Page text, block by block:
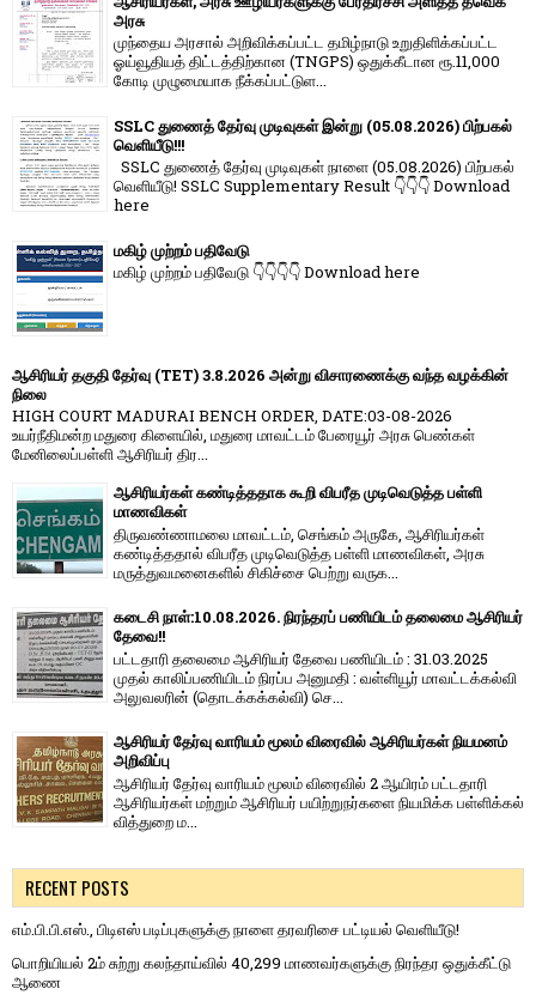
அரசு
முந்தைய அரசால் அறிவிக்கப்பட்ட தமிழ்நாடு உறுதிளிக்கப்பட்ட
ஓய்வூதியத் திட்டத்திற்கான (TNGPS) ஒதுக்கீடான ரூ.11,000
கோடி முழுமையாக நீக்கப்பட்டுள...
SSLC துணைத் தேர்வு முடிவுகள் இன்று (05.08.2026) பிற்பகல்
வெளியீடு!!!
SSLC துணைத் தேர்வு முடிவுகள் நாளை (05.08.2026) பிற்பகல்
வெளியீடு! SSLC Supplementary Result 👇👇👇 Download
here
மகிழ் முற்றம் பதிவேடு
மகிழ் முற்றம் பதிவேடு 👇👇👇👇 Download here
ஆசிரியர் தகுதி தேர்வு (TET) 3.8.2026 அன்று விசாரணைக்கு வந்த வழக்கின்
நிலை
HIGH COURT MADURAI BENCH ORDER, DATE:03-08-2026
உயர்நீதிமன்ற மதுரை கிளையில், மதுரை மாவட்டம் பேரையூர் அரசு பெண்கள்
மேனிலைப்பள்ளி ஆசிரியர் திர...
ஆசிரியர்கள் கண்டித்ததாக கூறி விபரீத முடிவெடுத்த பள்ளி
மாணவிகள்
திருவண்ணாமலை மாவட்டம், செங்கம் அருகே, ஆசிரியர்கள்
கண்டித்ததால் விபரீத முடிவெடுத்த பள்ளி மாணவிகள், அரசு
மருத்துவமனைகளில் சிகிச்சை பெற்று வருக...
கடைசி நாள்:10.08.2026. நிரந்தரப் பணியிடம் தலைமை ஆசிரியர்
தேவை!!
பட்டதாரி தலைமை ஆசிரியர் தேவை பணியிடம் : 31.03.2025
முதல் காலிப்பணியிடம் நிரப்ப அனுமதி : வள்ளியூர் மாவட்டக்கல்வி
அலுவலரின் (தொடக்கக்கல்வி) செ...
ஆசிரியர் தேர்வு வாரியம் மூலம் விரைவில் ஆசிரியர்கள் நியமனம்
அறிவிப்பு
ஆசிரியர் தேர்வு வாரி​யம் மூலம் விரை​வில் 2 ஆயிரம் பட்​ட​தாரி
ஆசிரியர்​கள் மற்​றும் ஆசிரியர் பயிற்றுநர்​களை நியமிக்க பள்​ளிக்​கல்​
வித்​துறை ம...
RECENT POSTS
எம்.பி.பி.எஸ்., பிடிஎஸ் படிப்புகளுக்கு நாளை தரவரிசை பட்டியல் வெளியீடு!
பொறியியல் 2ம் சுற்று கலந்தாய்வில் 40,299 மாணவர்களுக்கு நிரந்தர ஒதுக்கீட்டு
ஆணை